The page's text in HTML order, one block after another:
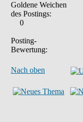
Goldene Weichen
des Postings:
0
Posting-
Bewertung:
Nach oben